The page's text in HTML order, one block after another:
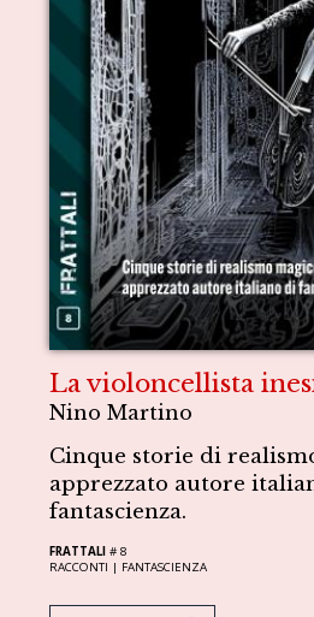
La violoncellista
Nino Martino
Cinque storie di
apprezzato autore
fantascienza.
FRATTALI # 8
RACCONTI | FANTASCIENZA